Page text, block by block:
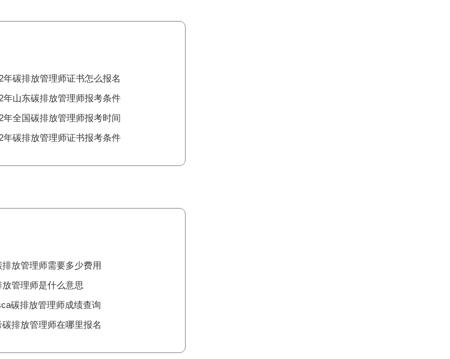
年碳排放管理师证书怎么报名
年山东碳排放管理师报考条件
年全国碳排放管理师报考时间
年碳排放管理师证书报考条件
排放管理师需要多少费用
放管理师是什么意思
碳排放管理师成绩查询
碳排放管理师在哪里报名